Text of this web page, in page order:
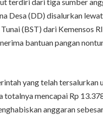
terdiri dari tiga sumber
Desa (DD) disalurkan
(BST) dari Kemensos
bantuan pangan
yang telah
totalnya mencapai Rp
anggaran